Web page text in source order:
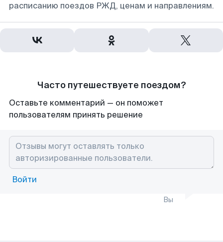
расписанию поездов РЖД, ценам и направлениям.
Часто путешествуете поездом?
Оставьте комментарий — он поможет
пользователям принять решение
Войти
Вы